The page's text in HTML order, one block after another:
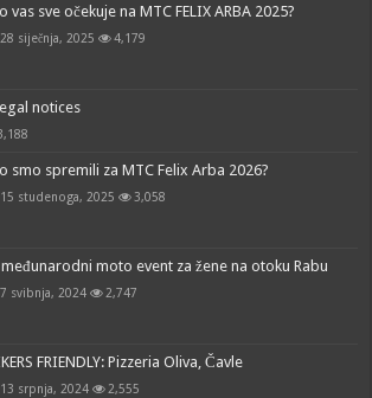
vas sve očekuje na MTC FELIX ARBA 2025?
28 siječnja, 2025 4,179
notices
smo spremili za MTC Felix Arba 2026?
15 studenoga, 2025 3,058
međunarodni moto event za žene na otoku Rabu
7 svibnja, 2024 2,747
FRIENDLY: Pizzeria Oliva, Čavle
13 srpnja, 2024 2,555